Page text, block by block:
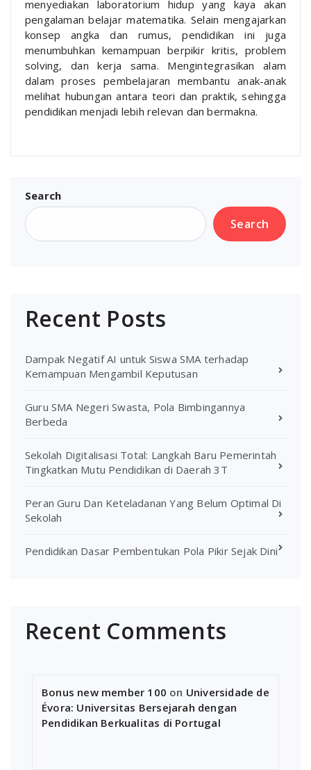
menyediakan laboratorium hidup yang kaya akan
pengalaman belajar matematika. Selain mengajarkan
konsep angka dan rumus, pendidikan ini juga
menumbuhkan kemampuan berpikir kritis, problem
solving, dan kerja sama. Mengintegrasikan alam
dalam proses pembelajaran membantu anak-anak
melihat hubungan antara teori dan praktik, sehingga
pendidikan menjadi lebih relevan dan bermakna.
Search
Search
Recent Posts
Dampak Negatif AI untuk Siswa SMA terhadap
Kemampuan Mengambil Keputusan
Guru SMA Negeri Swasta, Pola Bimbingannya
Berbeda
Sekolah Digitalisasi Total: Langkah Baru Pemerintah
Tingkatkan Mutu Pendidikan di Daerah 3T
Peran Guru Dan Keteladanan Yang Belum Optimal Di
Sekolah
Pendidikan Dasar Pembentukan Pola Pikir Sejak Dini
Recent Comments
Bonus new member 100 on Universidade de
Évora: Universitas Bersejarah dengan
Pendidikan Berkualitas di Portugal